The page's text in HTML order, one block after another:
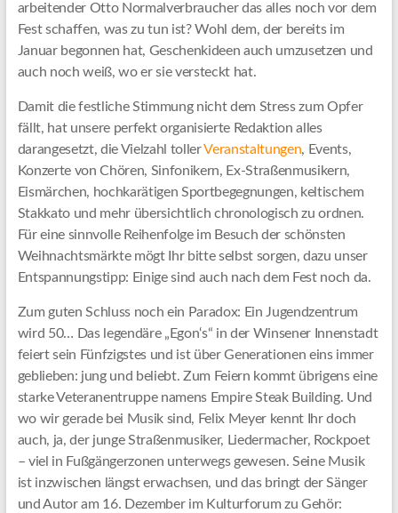
arbeitender Otto Normalverbraucher das alles noch vor dem
Fest schaffen, was zu tun ist? Wohl dem, der bereits im
Januar begonnen hat, Geschenkideen auch umzusetzen und
auch noch weiß, wo er sie versteckt hat.
Damit die festliche Stimmung nicht dem Stress zum Opfer
fällt, hat unsere perfekt organisierte Redaktion alles
darangesetzt, die Vielzahl tollerVeranstaltungen, Events,
Konzerte von Chören, Sinfonikern, Ex-Straßenmusikern,
Eismärchen, hochkarätigen Sportbegegnungen, keltischem
Stakkato und mehr übersichtlich chronologisch zu ordnen.
Für eine sinnvolle Reihenfolge im Besuch der schönsten
Weihnachtsmärkte mögt Ihr bitte selbst sorgen, dazu unser
Entspannungstipp: Einige sind auch nach dem Fest noch da.
Zum guten Schluss noch ein Paradox: Ein Jugendzentrum
wird 50… Das legendäre „Egon‘s“ in der Winsener Innenstadt
feiert sein Fünfzigstes und ist über Generationen eins immer
geblieben: jung und beliebt. Zum Feiern kommt übrigens eine
starke Veteranentruppe namens Empire Steak Building. Und
wo wir gerade bei Musik sind, Felix Meyer kennt Ihr doch
auch, ja, der junge Straßenmusiker, Liedermacher, Rockpoet
– viel in Fußgängerzonen unterwegs gewesen. Seine Musik
ist inzwischen längst erwachsen, und das bringt der Sänger
und Autor am 16. Dezember im Kulturforum zu Gehör: